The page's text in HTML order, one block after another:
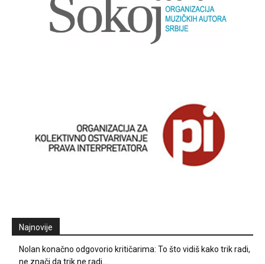
Najnovije
Nolan konačno odgovorio kritičarima: To što vidiš kako trik radi,
ne znači da trik ne radi…